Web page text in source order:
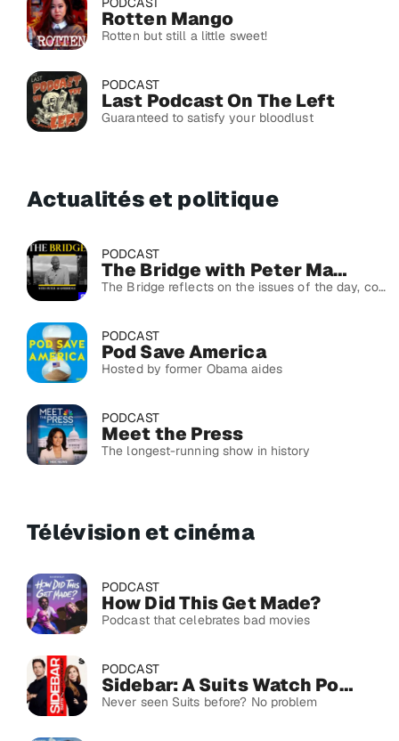
Rotten Mango
Rotten but still a little sweet!
PODCAST
Last Podcast On The Left
Guaranteed to satisfy your bloodlust
Actualités et politique
PODCAST
The Bridge with Peter Mansbridge
The Bridge reflects on the issues of the day, covering topics such as politics, public health, technology, and more.
PODCAST
Pod Save America
Hosted by former Obama aides
PODCAST
Meet the Press
The longest-running show in history
Télévision et cinéma
PODCAST
How Did This Get Made?
Podcast that celebrates bad movies
PODCAST
Sidebar: A Suits Watch Podcast
Never seen Suits before? No problem